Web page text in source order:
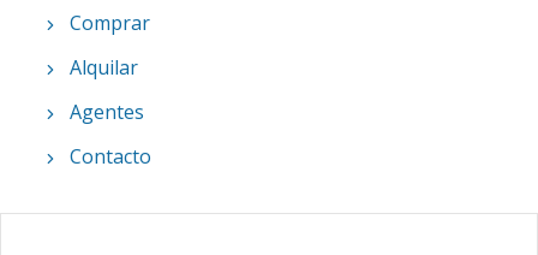
Comprar
Alquilar
Agentes
Contacto